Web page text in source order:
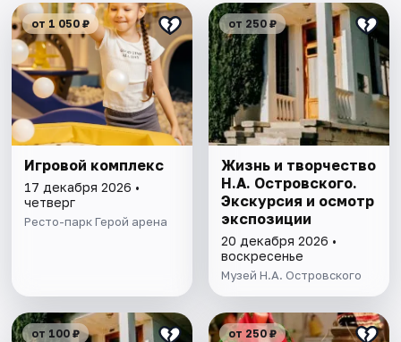
от 1 050 ₽
Игровой комплекс
17 декабря 2026 •
четверг
Ресто-парк Герой арена
от 250 ₽
Жизнь и творчество
Н.А. Островского.
Экскурсия и осмотр
экспозиции
20 декабря 2026 •
воскресенье
Музей Н.А. Островского
от 100 ₽ от 250 ₽